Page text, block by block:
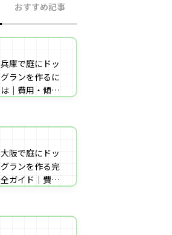
おすすめ記事
兵庫で庭にドッ
グランを作るに
は｜費用・傾斜
戸〜播磨・淡
大阪で庭にドッ
グランを作る完
全ガイド｜費用
【エリア対応】
【2026年5月7】
日TBS「櫻井・
有吉THE夜会」
さんのご実家の
を施工
庭にドッグラン
をDIY！初心者
でもプロ級に仕
アル